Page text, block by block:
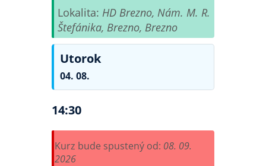
Lokalita: HD Brezno, Nám. M. R.
Štefánika, Brezno, Brezno
Utorok
04. 08.
14:30
Kurz bude spustený od: 08. 09.
2026